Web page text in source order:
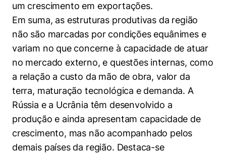
um crescimento em exportações.
Em suma, as estruturas produtivas da região
não são marcadas por condições equânimes e
variam no que concerne à capacidade de atuar
no mercado externo, e questões internas, como
a relação a custo da mão de obra, valor da
terra, maturação tecnológica e demanda. A
Rússia e a Ucrânia têm desenvolvido a
produção e ainda apresentam capacidade de
crescimento, mas não acompanhado pelos
demais países da região. Destaca-se